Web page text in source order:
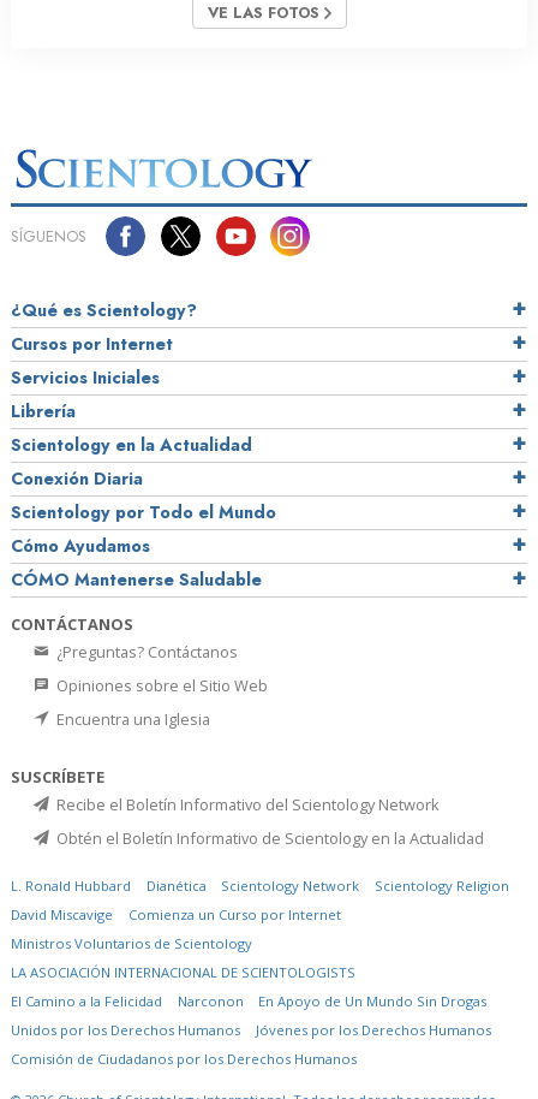
VE LAS FOTOS
SÍGUENOS
¿Qué es Scientology?
Cursos por Internet
Servicios Iniciales
Librería
Scientology en la Actualidad
Conexión Diaria
Scientology por Todo el Mundo
Cómo Ayudamos
CÓMO Mantenerse Saludable
CONTÁCTANOS
¿Preguntas? Contáctanos
Opiniones sobre el Sitio Web
Encuentra una Iglesia
SUSCRÍBETE
Recibe el Boletín Informativo del Scientology Network
Obtén el Boletín Informativo de Scientology en la Actualidad
L. Ronald Hubbard Dianética Scientology Network
Scientology Religion
David Miscavige
Comienza un Curso por Internet
Ministros Voluntarios de Scientology
LA ASOCIACIÓN INTERNACIONAL DE SCIENTOLOGISTS
El Camino a la Felicidad
Narconon
En Apoyo de Un Mundo Sin Drogas
Unidos por los Derechos Humanos
Jóvenes por los Derechos Humanos
Comisión de Ciudadanos por los Derechos Humanos